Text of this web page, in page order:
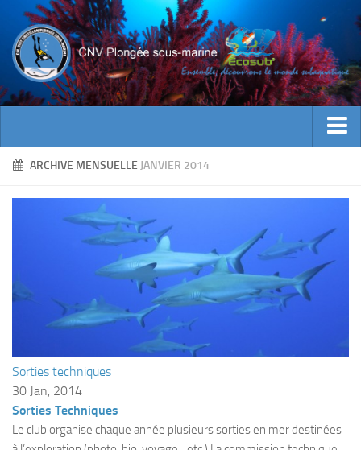
ACTUALITES
INFOS CNV
Documents utiles
Encadrement
Historique
Plouf
ECOLE DE PLONGEE
Formations
ARCHIVE MENSUELLE JANVIER 2014
Sorties techniques
30 Jan, 2014
Sorties Techniques
Le club organise chaque année plusieurs sorties en mer destinées